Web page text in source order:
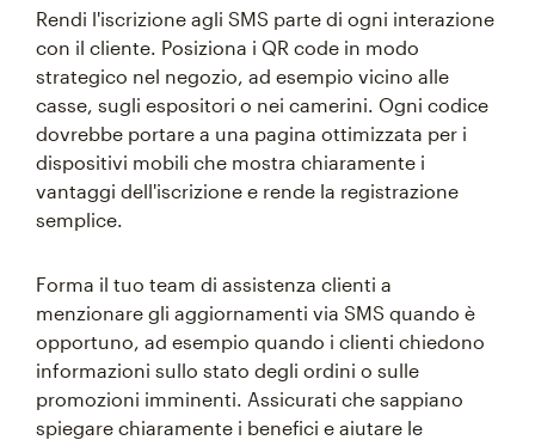
Rendi l'iscrizione agli SMS parte di ogni interazione
con il cliente. Posiziona i QR code in modo
strategico nel negozio, ad esempio vicino alle
casse, sugli espositori o nei camerini. Ogni codice
dovrebbe portare a una pagina ottimizzata per i
dispositivi mobili che mostra chiaramente i
vantaggi dell'iscrizione e rende la registrazione
semplice.
Forma il tuo team di assistenza clienti a
menzionare gli aggiornamenti via SMS quando è
opportuno, ad esempio quando i clienti chiedono
informazioni sullo stato degli ordini o sulle
promozioni imminenti. Assicurati che sappiano
spiegare chiaramente i benefici e aiutare le